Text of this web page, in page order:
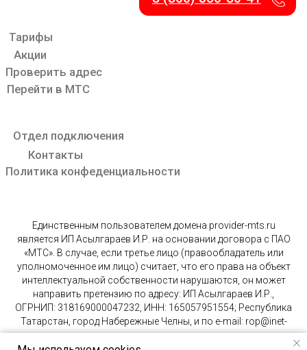
Единственным пользователем домена provider-mts.ru
является ИП Асылгараев И.Р. на основании договора с ПАО
«МТС». В случае, если третье лицо (правообладатель или
уполномоченное им лицо) считает, что его права на объект
интеллектуальной собственности нарушаются, он может
направить претензию по адресу: ИП Асылгараев И.Р.,
ОГРНИП: 318169000047232, ИНН: 165057951554; Республика
Татарстан, город Набережные Челны, и по e-mail: rop@inet-
ru.ru.